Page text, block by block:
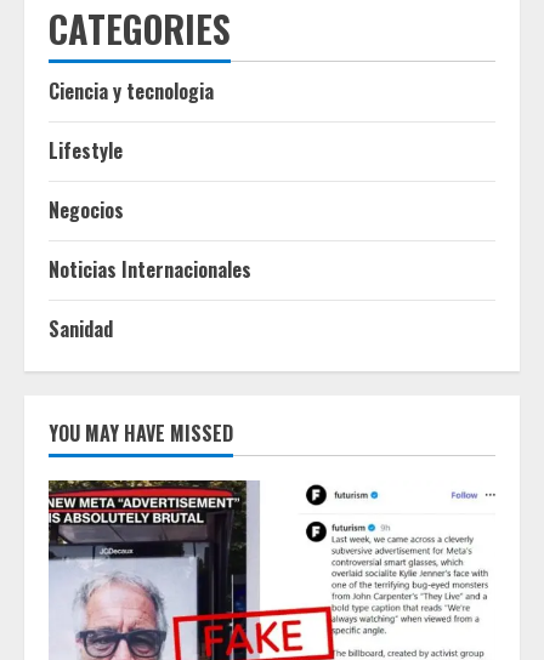
CATEGORIES
Ciencia y tecnologia
Lifestyle
Negocios
Noticias Internacionales
Sanidad
YOU MAY HAVE MISSED